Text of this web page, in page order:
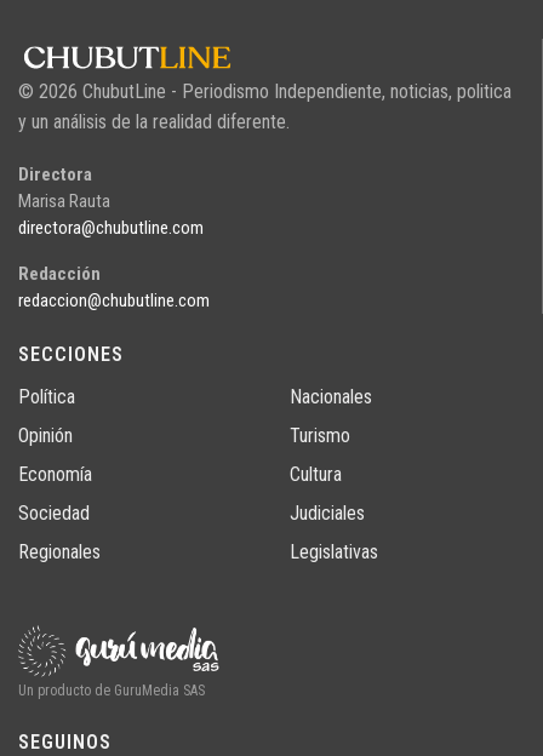
© 2026 ChubutLine - Periodismo Independiente, noticias, politica
y un análisis de la realidad diferente.
Directora
Marisa Rauta
directora@chubutline.com
Redacción
redaccion@chubutline.com
SECCIONES
Política
Opinión
Economía
Sociedad
Regionales
Nacionales
Turismo
Cultura
Judiciales
Legislativas
Un producto de GuruMedia SAS
SEGUINOS